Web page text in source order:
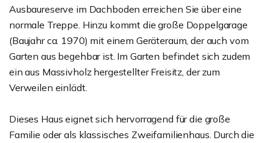
Ausbaureserve im Dachboden erreichen Sie über eine
normale Treppe. Hinzu kommt die große Doppelgarage
(Baujahr ca. 1970) mit einem Geräteraum, der auch vom
Garten aus begehbar ist. Im Garten befindet sich zudem
ein aus Massivholz hergestellter Freisitz, der zum
Verweilen einlädt.
Dieses Haus eignet sich hervorragend für die große
Familie oder als klassisches Zweifamilienhaus. Durch die